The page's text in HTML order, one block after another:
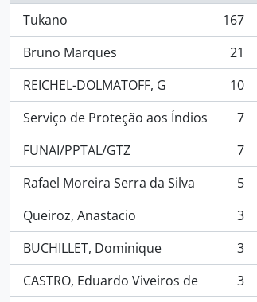
Tukano
, 167 resultados
167
Bruno Marques
, 21 resultados
21
REICHEL-DOLMATOFF, G
, 10 resultados
10
Serviço de Proteção aos Índios
, 7 resultados
7
FUNAI/PPTAL/GTZ
, 7 resultados
7
Rafael Moreira Serra da Silva
, 5 resultados
5
Queiroz, Anastacio
, 3 resultados
3
BUCHILLET, Dominique
, 3 resultados
3
CASTRO, Eduardo Viveiros de
, 3 resultados
3